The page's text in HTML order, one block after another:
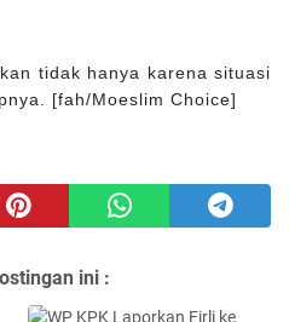
tidak hanya karena situasi
[fah/Moeslim Choice]
ini :